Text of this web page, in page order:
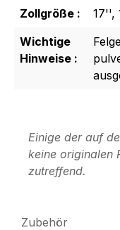
Zollgröße :
17'',
Wichtige
Hinweise :
Einige der auf
keine originalen
zutreffend.
Zubehör